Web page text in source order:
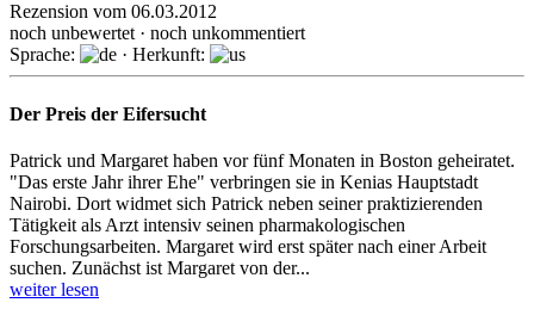
Rezension vom 06.03.2012
noch unbewertet · noch unkommentiert
Sprache:
· Herkunft:
Der Preis der Eifersucht
Patrick und Margaret haben vor fünf Monaten in Boston geheiratet.
"Das erste Jahr ihrer Ehe" verbringen sie in Kenias Hauptstadt
Nairobi. Dort widmet sich Patrick neben seiner praktizierenden
Tätigkeit als Arzt intensiv seinen pharmakologischen
Forschungsarbeiten. Margaret wird erst später nach einer Arbeit
suchen. Zunächst ist Margaret von der...
weiter lesen